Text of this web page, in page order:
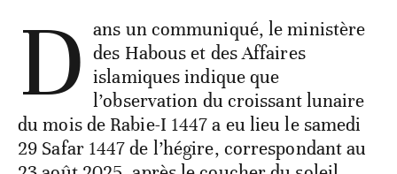
D ans un communiqué, le ministère
des Habous et des Affaires
islamiques indique que
l’observation du croissant lunaire
du mois de Rabie-I 1447 a eu lieu le samedi
29 Safar 1447 de l’hégire, correspondant au